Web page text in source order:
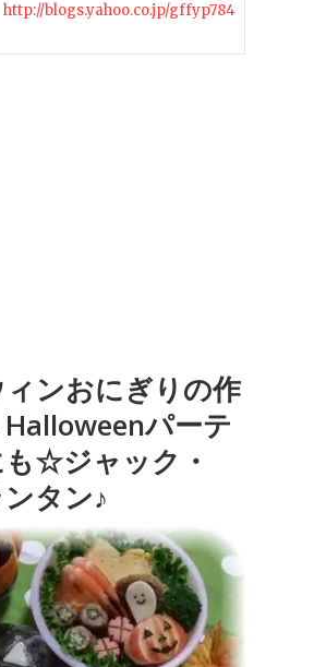
http://blogs.yahoo.co.jp/gffyp784
ンおにぎりの作
Halloweenパーテ
も☆ジャック・
タン♪